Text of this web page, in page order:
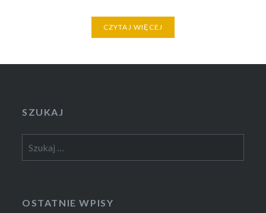
CZYTAJ WIĘCEJ
SZUKAJ
OSTATNIE WPISY